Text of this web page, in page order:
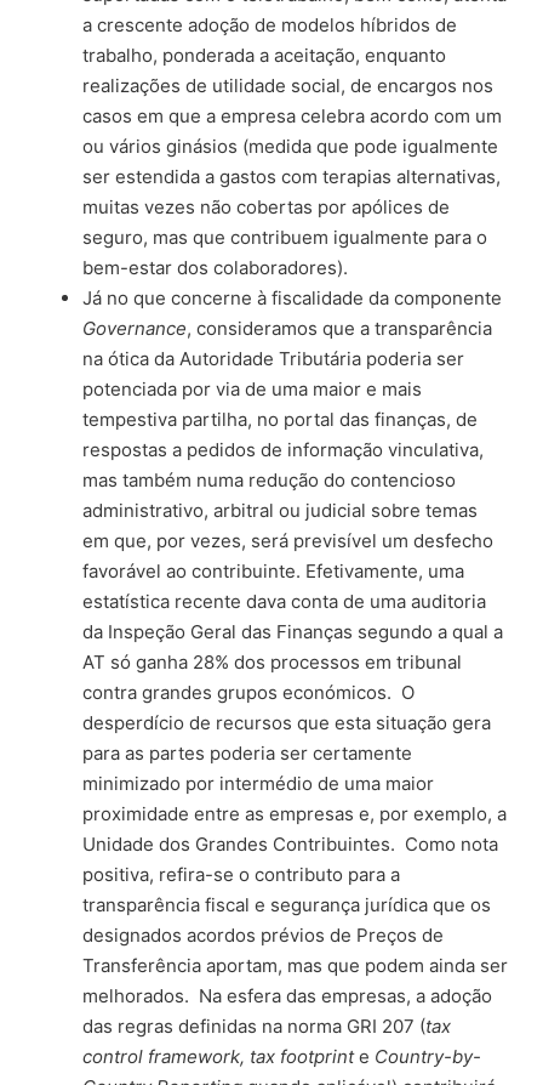
a crescente adoção de modelos híbridos de
trabalho, ponderada a aceitação, enquanto
realizações de utilidade social, de encargos nos
casos em que a empresa celebra acordo com um
ou vários ginásios (medida que pode igualmente
ser estendida a gastos com terapias alternativas,
muitas vezes não cobertas por apólices de
seguro, mas que contribuem igualmente para o
bem-estar dos colaboradores).
Já no que concerne à fiscalidade da componente
Governance, consideramos que a transparência
na ótica da Autoridade Tributária poderia ser
potenciada por via de uma maior e mais
tempestiva partilha, no portal das finanças, de
respostas a pedidos de informação vinculativa,
mas também numa redução do contencioso
administrativo, arbitral ou judicial sobre temas
em que, por vezes, será previsível um desfecho
favorável ao contribuinte. Efetivamente, uma
estatística recente dava conta de uma auditoria
da Inspeção Geral das Finanças segundo a qual a
AT só ganha 28% dos processos em tribunal
contra grandes grupos económicos. O
desperdício de recursos que esta situação gera
para as partes poderia ser certamente
minimizado por intermédio de uma maior
proximidade entre as empresas e, por exemplo, a
Unidade dos Grandes Contribuintes. Como nota
positiva, refira-se o contributo para a
transparência fiscal e segurança jurídica que os
designados acordos prévios de Preços de
Transferência aportam, mas que podem ainda ser
melhorados. Na esfera das empresas, a adoção
das regras definidas na norma GRI 207 (tax
control framework, tax footprinte Country-by-